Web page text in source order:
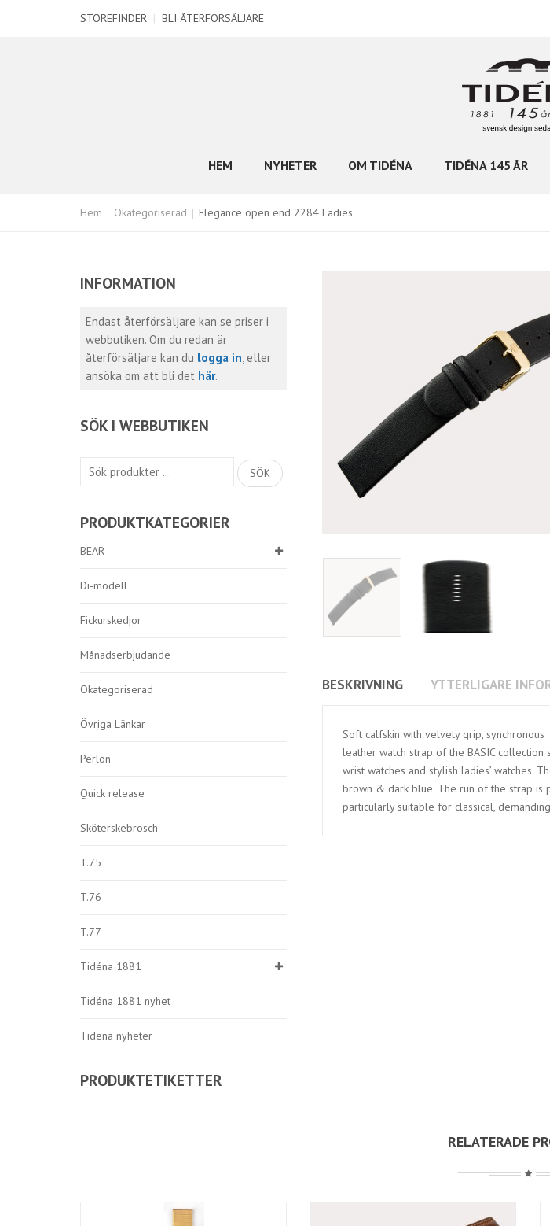
STOREFINDER | BLI ÅTERFÖRSÄLJARE
HEM NYHETER OM TIDÉNA TIDÉNA 145 ÅR
Hem Okategoriserad Elegance open end 2284 Ladies
INFORMATION
Endast återförsäljare kan se priser i
webbutiken. Om du redan är
återförsäljare kan du logga in, eller
ansöka om att bli det här.
SÖK I WEBBUTIKEN
Sök
SÖK
PRODUKTKATEGORIER
BEAR
Di-modell
Fickurskedjor
Månadserbjudande
Okategoriserad
Övriga Länkar
Perlon
Quick release
Sköterskebrosch
T.75
T.76
T.77
Tidéna 1881
Tidéna 1881 nyhet
Tidena nyheter
PRODUKTETIKETTER
BESKRIVNING YTTERLIGARE
Soft calfskin with velvety grip, synchronous
leather watch strap of the BASIC collection
wrist watches and stylish ladies’ watches.
brown & dark blue. The run of the strap is
particularly suitable for classical,
RELATERADE